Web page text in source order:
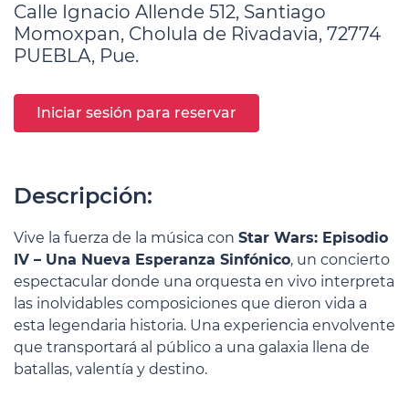
Calle Ignacio Allende 512, Santiago
Momoxpan, Cholula de Rivadavia, 72774
PUEBLA, Pue.
Iniciar sesión para reservar
Descripción:
Vive la fuerza de la música con Star Wars: Episodio
IV – Una Nueva Esperanza Sinfónico, un concierto
espectacular donde una orquesta en vivo interpreta
las inolvidables composiciones que dieron vida a
esta legendaria historia. Una experiencia envolvente
que transportará al público a una galaxia llena de
batallas, valentía y destino.